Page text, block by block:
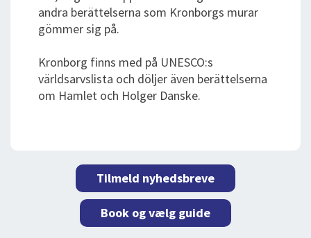
andra berättelserna som Kronborgs murar
gömmer sig på.
Kronborg finns med på UNESCO:s
världsarvslista och döljer även berättelserna
om Hamlet och Holger Danske.
Tilmeld nyhedsbreve
Book og vælg guide